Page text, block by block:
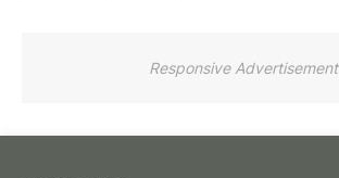
Responsive Advertisement